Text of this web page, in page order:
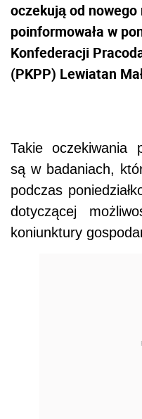
oczekują od
poinformowała w
Konfederacji
(PKPP) Lewiatan
Takie oczekiwania
są w badaniach,
podczas
dotyczącej
koniunktury